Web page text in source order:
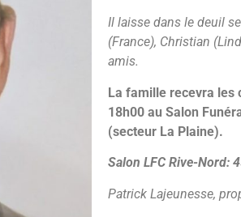
Il laisse dans le deuil
(France), Christian
amis.
La famille recevra les
18h00 au Salon
(secteur La Plaine).
Salon LFC Rive-Nord:
Patrick Lajeunesse,